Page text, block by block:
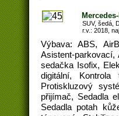
SUV, šedá,
r.v.: 2018,
Výbava: ABS,
Asistent-
sedačka Isofix,
digitální,
Protiskluzový
přijímač, Sedadla
Sedadla potah